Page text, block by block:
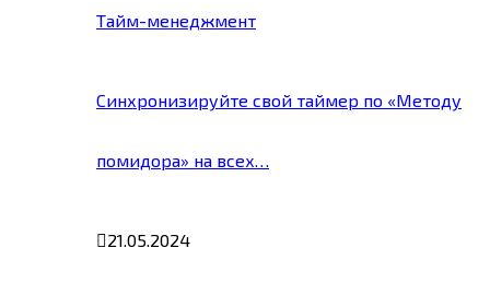
Тайм-менеджмент
Синхронизируйте свой таймер по «Методу
помидора» на всех…
21.05.2024